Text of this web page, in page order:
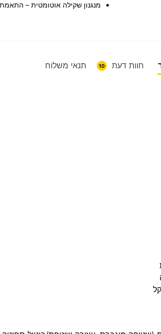
מנגנון שקילה אוטומטית –
חוות דעת 10 תנאי משלוח